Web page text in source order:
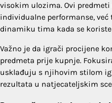
visokim ulozima. Ovi
individualne performanse,
dinamiku tima kada se
Važno je da igrači procijene
predmeta prije kupnje.
usklađuju s njihovim stilom
rezultata u natjecateljskim